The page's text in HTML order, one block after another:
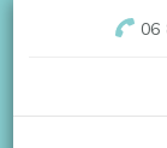
06